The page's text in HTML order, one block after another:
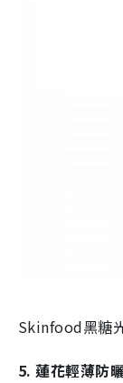
Skinfood黑糖
5. 蓮花輕薄防